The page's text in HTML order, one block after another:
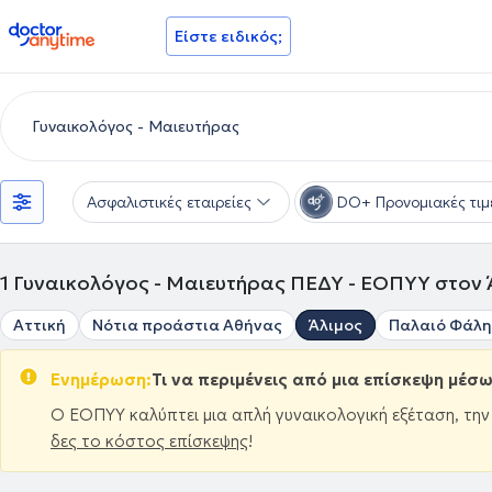
doctoranytime Είστε ειδικός;
Ασφαλιστικές εταιρείες DO+ Προνομιακές
1 Γυναικολόγος - Μαιευτήρας ΠΕΔΥ - ΕΟΠΥΥ στον
Αττική Νότια προάστια Αθήνας Άλιμος Παλαιό
Ενημέρωση:Τι να περιμένεις από μια επίσκεψη
Ο ΕΟΠΥΥ καλύπτει μια απλή γυναικολογική εξέταση,
δες το κόστος επίσκεψης!